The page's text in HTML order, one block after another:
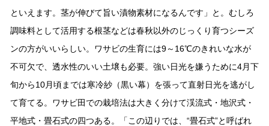
といえます。茎が伸びて旨い漬物素材になるんです」と。むしろ
調味料として活用する根茎などは春秋以外のじっくり育つシーズ
ンの方がいいらしい。ワサビの生育には9～16℃のきれいな水が
不可欠で、透水性のいい土壌も必要。強い日光を嫌うために4月下
旬から10月頃までは寒冷紗（黒い幕）を張って直射日光を逃がし
て育てる。ワサビ田での栽培法は大きく分けて渓流式・地沢式・
平地式・畳石式の四つある。「この辺りでは、“畳石式”と呼ばれ